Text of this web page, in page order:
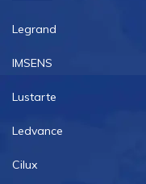
Legrand
IMSENS
Lustarte
Ledvance
Cilux